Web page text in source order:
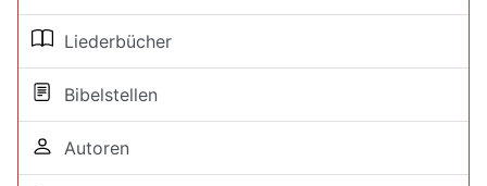
Liederbücher
Bibelstellen
Autoren